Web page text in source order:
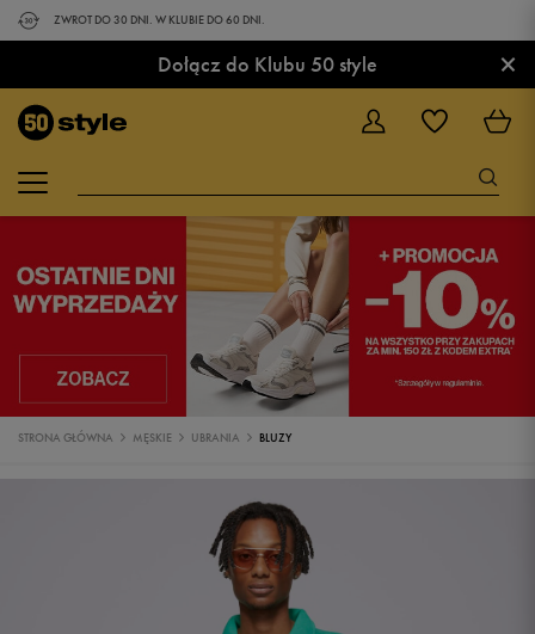
ZWROT DO 30 DNI. W KLUBIE DO 60 DNI.
Dołącz do Klubu 50 style ×
STRONA GŁÓWNA MĘSKIE UBRANIA BLUZY